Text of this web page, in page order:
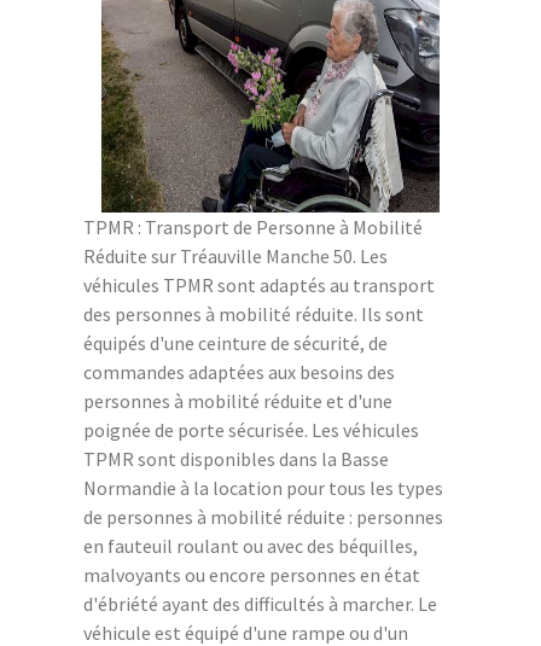
TPMR : Transport de Personne à Mobilité
Réduite sur Tréauville Manche 50. Les
véhicules TPMR sont adaptés au transport
des personnes à mobilité réduite. Ils sont
équipés d'une ceinture de sécurité, de
commandes adaptées aux besoins des
personnes à mobilité réduite et d'une
poignée de porte sécurisée. Les véhicules
TPMR sont disponibles dans la Basse
Normandie à la location pour tous les types
de personnes à mobilité réduite : personnes
en fauteuil roulant ou avec des béquilles,
malvoyants ou encore personnes en état
d'ébriété ayant des difficultés à marcher. Le
véhicule est équipé d'une rampe ou d'un